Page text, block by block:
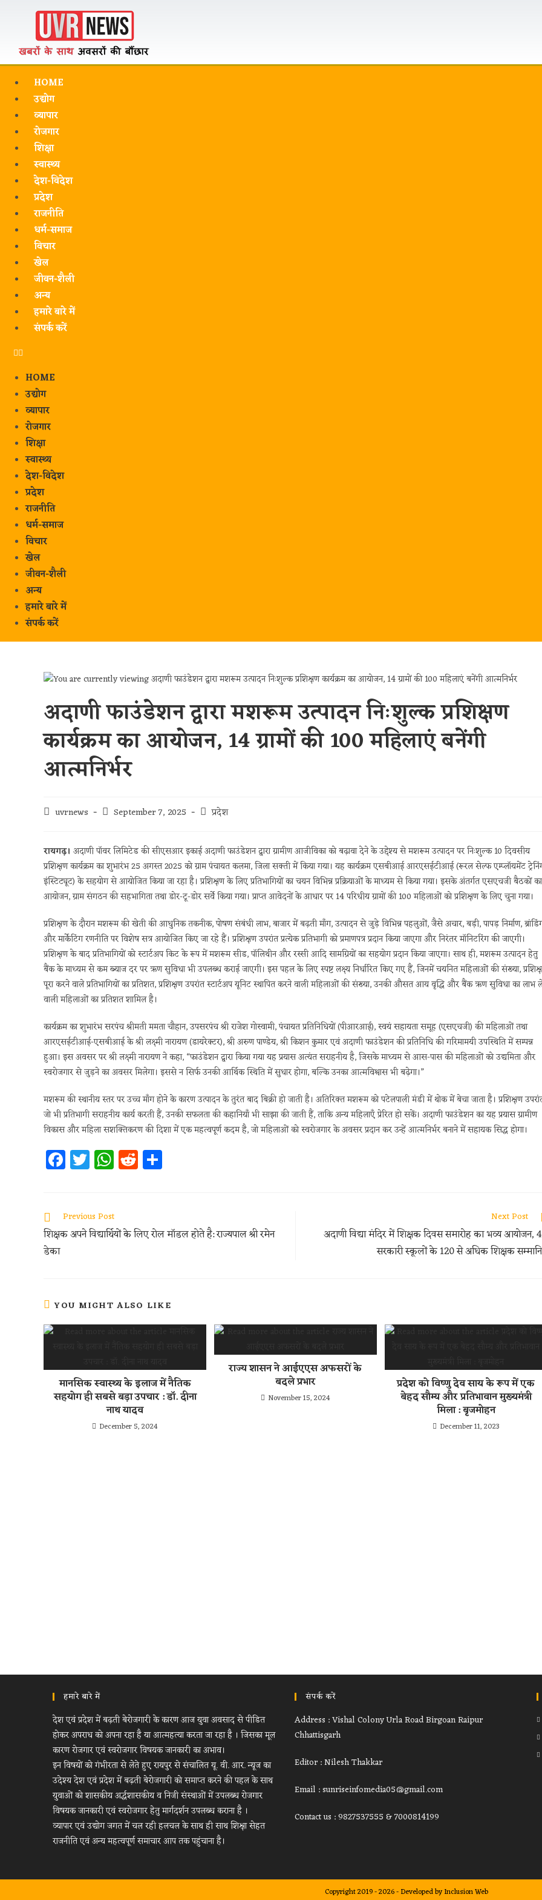
HOME
उद्योग
व्यापार
रोजगार
शिक्षा
स्वास्थ्य
देश-विदेश
प्रदेश
राजनीति
धर्म-समाज
विचार
खेल
जीवन-शैली
अन्य
हमारे बारे में
संपर्क करें
HOME
उद्योग
व्यापार
रोजगार
शिक्षा
स्वास्थ्य
देश-विदेश
प्रदेश
राजनीति
धर्म-समाज
विचार
खेल
जीवन-शैली
अन्य
हमारे बारे में
संपर्क करें
अदाणी फाउंडेशन द्वारा मशरूम उत्पादन निःशुल्क प्रशिक्षण
कार्यक्रम का आयोजन, 14 ग्रामों की 100 महिलाएं बनेंगी
आत्मनिर्भर
uvrnews September 7, 2025 प्रदेश
रायगढ़। अदाणी पॉवर लिमिटेड की सीएसआर इकाई अदाणी फाउंडेशन द्वारा ग्रामीण आजीविका को बढ़ावा देने के उद्देश्य से मशरूम उत्पादन पर निःशुल्क 10 दिवसीय
प्रशिक्षण कार्यक्रम का शुभारंभ 25 अगस्त 2025 को ग्राम पंचायत कलमा, जिला सक्ती में किया गया। यह कार्यक्रम एसबीआई आरएसईटीआई (रूरल सेल्फ एम्प्लॉयमेंट
इंस्टिट्यूट) के सहयोग से आयोजित किया जा रहा है। प्रशिक्षण के लिए प्रतिभागियों का चयन विभिन्न प्रक्रियाओं के माध्यम से किया गया। इसके अंतर्गत एसएचजी बैठकों का
आयोजन, ग्राम संगठन की सहभागिता तथा डोर-टू-डोर सर्वे किया गया। प्राप्त आवेदनों के आधार पर 14 परिधीय ग्रामों की 100 महिलाओं को प्रशिक्षण के लिए चुना गया।
प्रशिक्षण के दौरान मशरूम की खेती की आधुनिक तकनीक, पोषण संबंधी लाभ, बाजार में बढ़ती माँग, उत्पादन से जुड़े विभिन्न पहलुओं, जैसे अचार, बड़ी, पापड़ निर्माण,
और मार्केटिंग रणनीति पर विशेष सत्र आयोजित किए जा रहे हैं। प्रशिक्षण उपरांत प्रत्येक प्रतिभागी को प्रमाणपत्र प्रदान किया जाएगा और निरंतर मॉनिटरिंग की जाएगी।
प्रशिक्षण के बाद प्रतिभागियों को स्टार्टअप किट के रूप में मशरूम सीड, पॉलिथीन और रस्सी आदि सामग्रियों का सहयोग प्रदान किया जाएगा। साथ ही, मशरूम उत्पादन हेतु
बैंक के माध्यम से कम ब्याज दर पर ऋण सुविधा भी उपलब्ध कराई जाएगी। इस पहल के लिए स्पष्ट लक्ष्य निर्धारित किए गए हैं, जिनमें चयनित महिलाओं की संख्या,
पूरा करने वाले प्रतिभागियों का प्रतिशत, प्रशिक्षण उपरांत स्टार्टअप यूनिट स्थापित करने वाली महिलाओं की संख्या, उनकी औसत आय वृद्धि और बैंक ऋण सुविधा का लाभ
वाली महिलाओं का प्रतिशत शामिल है।
कार्यक्रम का शुभारंभ सरपंच श्रीमती ममता चौहान, उपसरपंच श्री राजेश गोस्वामी, पंचायत प्रतिनिधियों (पीआरआई), स्वयं सहायता समूह (एसएचजी) की महिलाओं तथा
आरएसईटीआई-एसबीआई के श्री लक्ष्मी नारायण (डायरेक्टर), श्री अरुण पाण्डेय, श्री किशन कुमार एवं अदाणी फाउंडेशन की प्रतिनिधि की गरिमामयी उपस्थिति में सम्पन्न
हुआ। इस अवसर पर श्री लक्ष्मी नारायण ने कहा, “फाउंडेशन द्वारा किया गया यह प्रयास अत्यंत सराहनीय है, जिसके माध्यम से आस-पास की महिलाओं को उद्यमिता और
स्वरोजगार से जुड़ने का अवसर मिलेगा। इससे न सिर्फ उनकी आर्थिक स्थिति में सुधार होगा, बल्कि उनका आत्मविश्वास भी बढ़ेगा।”
मशरूम की स्थानीय स्तर पर उच्च माँग होने के कारण उत्पादन के तुरंत बाद बिक्री हो जाती है। अतिरिक्त मशरूम को पटेलपाली मंडी में थोक में बेचा जाता है। प्रशिक्षण
जो भी प्रतिभागी सराहनीय कार्य करती हैं, उनकी सफलता की कहानियाँ भी साझा की जाती हैं, ताकि अन्य महिलाएँ प्रेरित हो सकें। अदाणी फाउंडेशन का यह प्रयास ग्रामीण
विकास और महिला सशक्तिकरण की दिशा में एक महत्वपूर्ण कदम है, जो महिलाओं को स्वरोजगार के अवसर प्रदान कर उन्हें आत्मनिर्भर बनाने में सहायक सिद्ध होगा।
Fa
ce
oo
k
T
w
er
W
h
s
A
R
e
t
Previous Post
शिक्षक अपने विद्यार्थियों के लिए रोल मॉडल होते है: राज्यपाल श्री रमेन
डेका
Next Post
अदाणी विद्या मंदिर में शिक्षक दिवस समारोह का भव्य आयोजन,
सरकारी स्कूलों के 120 से अधिक शिक्षक
YOU MIGHT ALSO LIKE
मानसिक स्वास्थ्य के इलाज में नैतिक
सहयोग ही सबसे बड़ा उपचार : डॉ. दीना
नाथ यादव
December 5, 2024
राज्य शासन ने आईएएस अफसरों के
बदले प्रभार
November 15, 2024
प्रदेश को विष्णु देव साय के रूप में एक
बेहद सौम्य और प्रतिभावान मुख्यमंत्री
मिला : बृजमोहन
December 11, 2023
हमारे बारे में
देश एवं प्रदेश में बढ़ती बेरोजगारी के कारण आज युवा अवसाद से पीडित
होकर अपराध को अपना रहा है या आत्महत्या करता जा रहा है । जिसका मूल
कारण रोजगार एवं स्वरोजगार विषयक जानकारी का अभाव।
इन विषयों को गंभीरता से लेते हुए रायपुर से संचालित यू. वी. आर. न्यूज का
उदेश्य देश एवं प्रदेश में बढ़ती बेरोजगारी को समाप्त करने की पहल के साथ
युवाओं को शासकीय अर्द्धशासकीय व निजी संस्थाओं में उपलब्ध रोजगार
विषयक जानकारी एवं स्वरोजगार हेतु मार्गदर्शन उपलब्ध कराना है ।
व्यापार एवं उद्योग जगत में चल रही हलचल के साथ ही साथ शिक्षा सेहत
राजनीति एवं अन्य महत्वपूर्ण समाचार आप तक पहुंचाना है।
संपर्क करें
Address : Vishal Colony Urla Road Birgoan Raipur
Chhattisgarh
Editor : Nilesh Thakkar
Email : sunriseinfomedia05@gmail.com
Contact us : 9827537555 & 7000814199
Copyright 2019 - 2026 - Developed byInclusion Web